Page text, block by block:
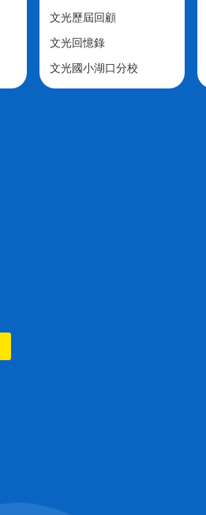
文光歷屆回顧
文光回憶錄
文光國小湖口分校